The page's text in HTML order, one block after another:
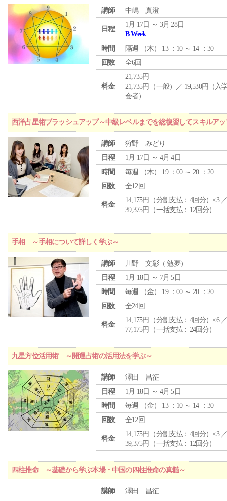
講師 中嶋 真澄
日程
1月 17日 ～ 3月 28日
B Week
時間
隔週 （木） 13 ：10 ～ 14 ：30
回数
全6回
料金
21,735円
21,735円（一般）／ 19,530円（入
会者）
西洋占星術ブラッシュアップ～中級レベルまでを総復習してスキルア
講師
狩野 みどり
日程
1月 17日 ～ 4月 4日
時間
毎週 （木） 19 ：00 ～ 20 ：20
回数
全12回
料金
14,175円（分割支払：4回分）×3
39,375円（一括支払：12回分）
手相 ～手相について詳しく学ぶ～
講師
川野 文彰（ 勉夢）
日程
1月 18日 ～ 7月 5日
時間
毎週 （金） 19 ：00 ～ 20 ：20
回数
全24回
料金
14,175円（分割支払：4回分）×6
77,175円（一括支払：24回分）
九星方位活用術 ～開運占術の活用法を学ぶ～
講師
澤田 昌征
日程
1月 18日 ～ 4月 5日
時間
毎週 （金） 13 ：10 ～ 14 ：30
回数
全12回
料金
14,175円（分割支払：4回分）×3
39,375円（一括支払：12回分）
四柱推命 ～基礎から学ぶ本場・中国の四柱推命の真髄～
講師
澤田 昌征